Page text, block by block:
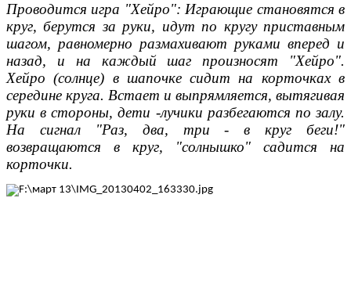
Проводится игра "Хейро": Играющие становятся в
круг, берутся за руки, идут по кругу приставным
шагом, равномерно размахивают руками вперед и
назад, и на каждый шаг произносят "Хейро".
Хейро (солнце) в шапочке сидит на корточках в
середине круга. Встает и выпрямляется, вытягивая
руки в стороны, дети -лучики разбегаются по залу.
На сигнал "Раз, два, три - в круг беги!"
возвращаются в круг, "солнышко" садится на
корточки.